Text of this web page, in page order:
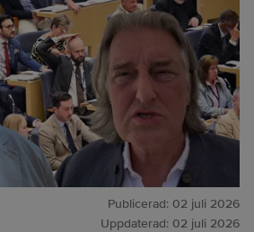
Publicerad: 02 juli 2026
Uppdaterad: 02 juli 2026